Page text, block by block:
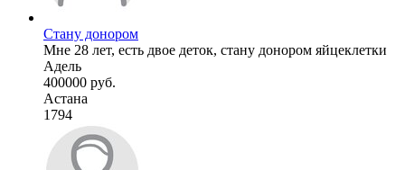
Стану донором
Мне 28 лет, есть двое деток, стану донором яйцеклетки
Адель
400000 руб.
Астана
1794